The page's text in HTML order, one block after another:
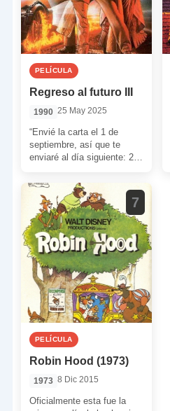
PELÍCULA
Regreso al futuro III
1990 25 May 2025
“Envié la carta el 1 de
septiembre, así que te
enviaré al día siguiente: 2
[…]
7
PELÍCULA
Robin Hood (1973)
1973 8 Dic 2015
Oficialmente esta fue la